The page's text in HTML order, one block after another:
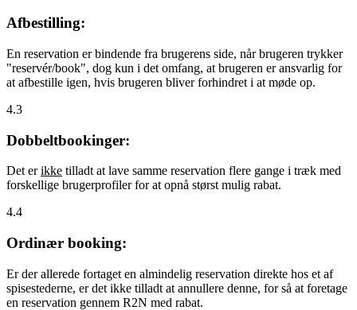
Afbestilling:
En reservation er bindende fra brugerens side, når brugeren trykker
"reservér/book", dog kun i det omfang, at brugeren er ansvarlig for
at afbestille igen, hvis brugeren bliver forhindret i at møde op.
4.3
Dobbeltbookinger:
Det erikke tilladt at lave samme reservation flere gange i træk med
forskellige brugerprofiler for at opnå størst mulig rabat.
4.4
Ordinær booking:
Er der allerede fortaget en almindelig reservation direkte hos et af
spisestederne, er det ikke tilladt at annullere denne, for så at foretage
en reservation gennem R2N med rabat.